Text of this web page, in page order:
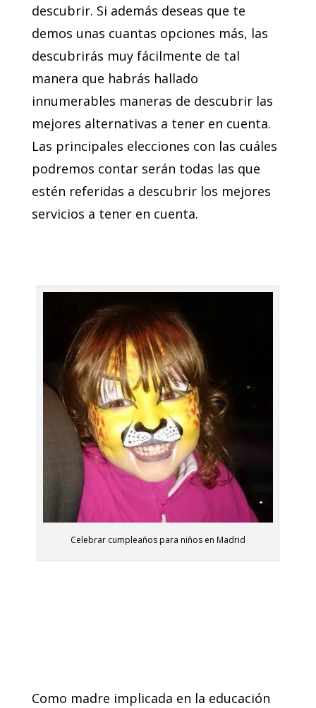
descubrir. Si además deseas que te
demos unas cuantas opciones más, las
descubrirás muy fácilmente de tal
manera que habrás hallado
innumerables maneras de descubrir las
mejores alternativas a tener en cuenta.
Las principales elecciones con las cuáles
podremos contar serán todas las que
estén referidas a descubrir los mejores
servicios a tener en cuenta.
Celebrar cumpleaños para niños en Madrid
Como madre implicada en la educación